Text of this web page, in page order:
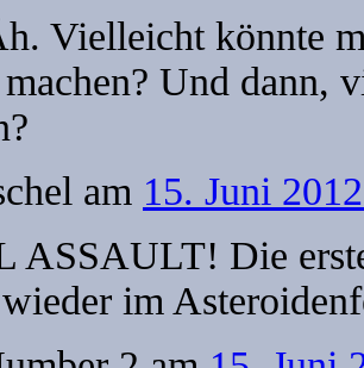
Vielleicht könnte
Und dann,
am 15. Juni
ASSAULT! Die
im